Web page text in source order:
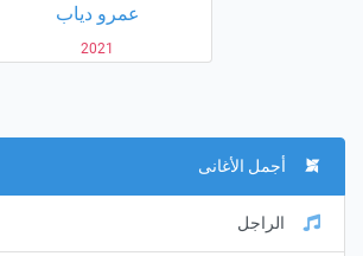
عمرو دياب
2021
أجمل الأغانى
الراجل